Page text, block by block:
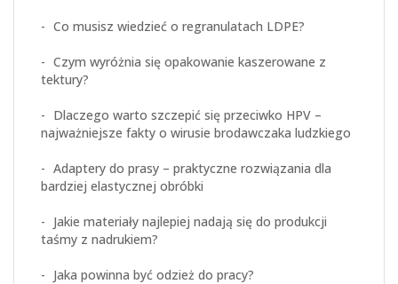
Co musisz wiedzieć o regranulatach LDPE?
Czym wyróżnia się opakowanie kaszerowane z
tektury?
Dlaczego warto szczepić się przeciwko HPV –
najważniejsze fakty o wirusie brodawczaka ludzkiego
Adaptery do prasy – praktyczne rozwiązania dla
bardziej elastycznej obróbki
Jakie materiały najlepiej nadają się do produkcji
taśmy z nadrukiem?
Jaka powinna być odzież do pracy?